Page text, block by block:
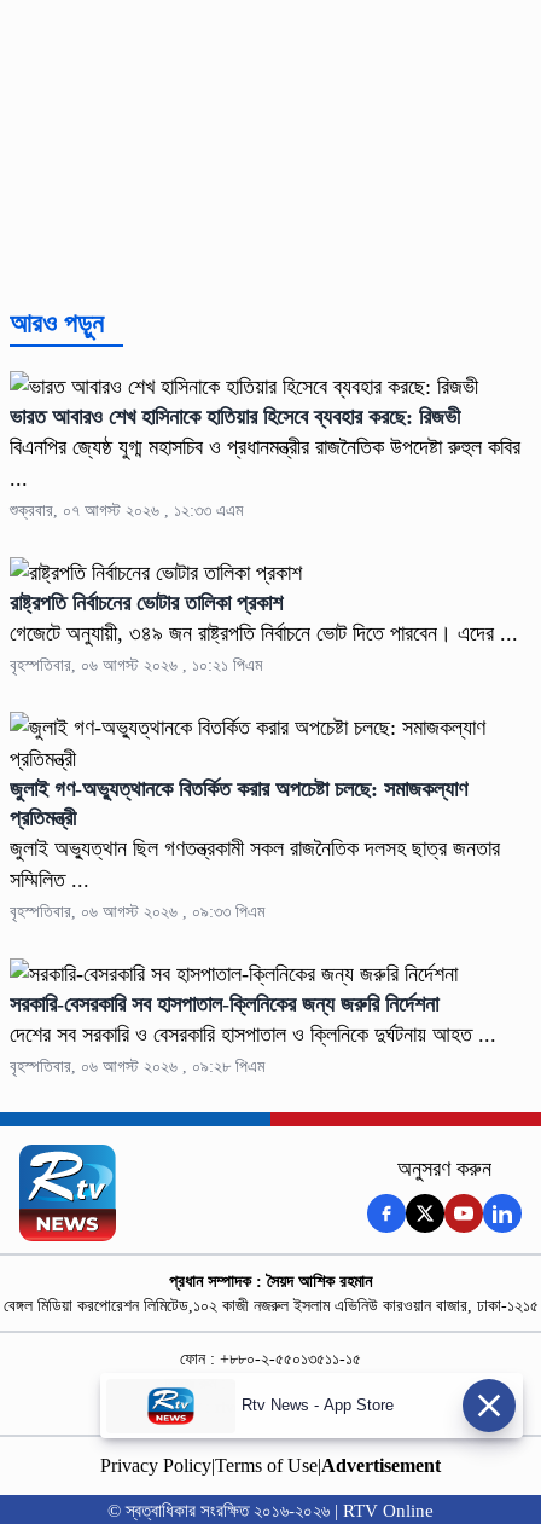
আরও পড়ুন
ভারত আবারও শেখ হাসিনাকে হাতিয়ার হিসেবে ব্যবহার করছে: রিজভী
বিএনপির জ্যেষ্ঠ যুগ্ম মহাসচিব ও প্রধানমন্ত্রীর রাজনৈতিক উপদেষ্টা রুহুল কবির
...
শুক্রবার, ০৭ আগস্ট ২০২৬ , ১২:৩৩ এএম
রাষ্ট্রপতি নির্বাচনের ভোটার তালিকা প্রকাশ
গেজেটে অনুযায়ী, ৩৪৯ জন রাষ্ট্রপতি নির্বাচনে ভোট দিতে পারবেন। এদের ...
বৃহস্পতিবার, ০৬ আগস্ট ২০২৬ , ১০:২১ পিএম
জুলাই গণ-অভ্যুত্থানকে বিতর্কিত করার অপচেষ্টা চলছে: সমাজকল্যাণ
প্রতিমন্ত্রী
জুলাই অভ্যুত্থান ছিল গণতন্ত্রকামী সকল রাজনৈতিক দলসহ ছাত্র জনতার
সম্মিলিত ...
বৃহস্পতিবার, ০৬ আগস্ট ২০২৬ , ০৯:৩৩ পিএম
সরকারি-বেসরকারি সব হাসপাতাল-ক্লিনিকের জন্য জরুরি নির্দেশনা
দেশের সব সরকারি ও বেসরকারি হাসপাতাল ও ক্লিনিকে দুর্ঘটনায় আহত ...
বৃহস্পতিবার, ০৬ আগস্ট ২০২৬ , ০৯:২৮ পিএম
অনুসরণ করুন
প্রধান সম্পাদক : সৈয়দ আশিক রহমান
বেঙ্গল মিডিয়া করপোরেশন লিমিটেড,১০২ কাজী নজরুল ইসলাম এভিনিউ কারওয়ান বাজার, ঢাকা-১২১৫
ফোন : +৮৮০-২-৫৫০১৩৫১১-১৫
বিজ্ঞাপন :
rtvdigitalad@gmail.com
Privacy Policy|Terms of Use|Advertisement
© স্বত্বাধিকার সংরক্ষিত ২০১৬-২০২৬ | RTV Online
Rtv News - App Store